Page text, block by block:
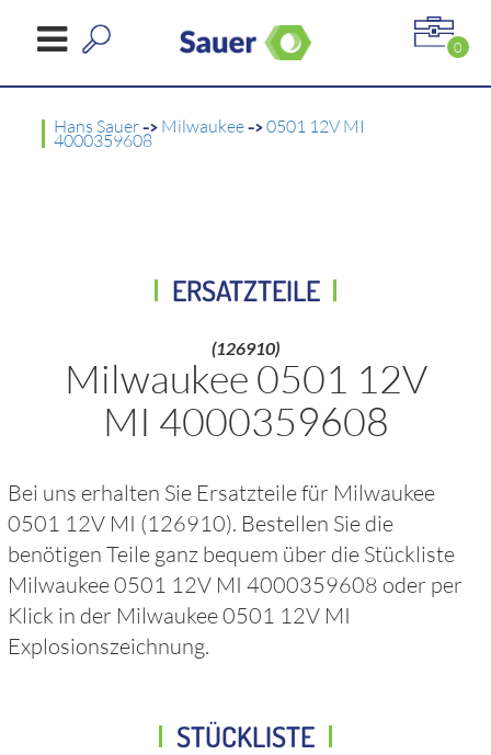
0
Hans Sauer-> Milwaukee->0501 12V MI
4000359608
ERSATZTEILE
(126910)
Milwaukee 0501 12V
MI 4000359608
Bei uns erhalten Sie Ersatzteile für Milwaukee
0501 12V MI (126910). Bestellen Sie die
benötigen Teile ganz bequem über die Stückliste
Milwaukee 0501 12V MI 4000359608 oder per
Klick in der Milwaukee 0501 12V MI
Explosionszeichnung.
STÜCKLISTE